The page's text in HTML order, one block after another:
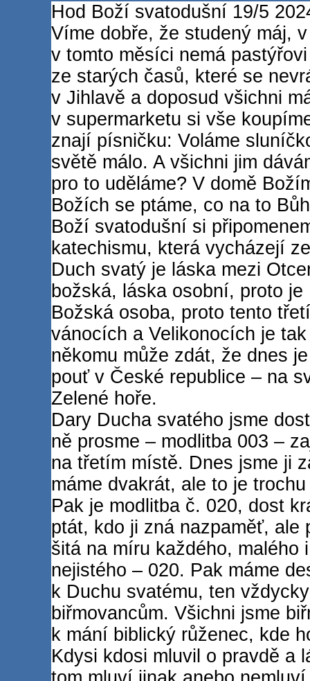
Hod Boží svatodušní 19/5
Víme dobře, že studený máj,
v tomto měsíci nemá
ze starých časů, které se
v Jihlavě a doposud všichni
v supermarketu si vše
znají písničku: Voláme
světě málo. A všichni jim
pro to uděláme? V domě
Božích se ptáme, co na to
Boží svatodušní si
katechismu, která vycházejí
Duch svatý je láska mezi
božská, láska osobní, proto
Božská osoba, proto tento
vánocích a Velikonocích je
někomu může zdát, že dnes
pouť v České republice – na
Zelené hoře.
Dary Ducha svatého jsme
ně prosme – modlitba 003 –
na třetím místě. Dnes jsme ji
máme dvakrát, ale to je
Pak je modlitba č. 020, dost
ptát, kdo ji zná nazpaměť, ale
šitá na míru každého, malého
nejistého – 020. Pak máme
k Duchu svatému, ten
biřmovancům. Všichni jsme
k mání biblický růženec, kde
Kdysi kdosi mluvil o pravdě a